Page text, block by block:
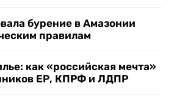
бурение в Амазонии
правилам
как «российская мечта»
ЕР, КПРФ и ЛДПР